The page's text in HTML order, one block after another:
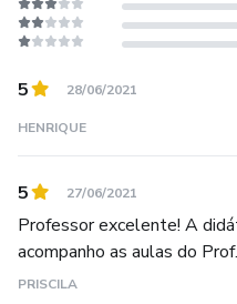
5 28/06/2021
HENRIQUE
5 27/06/2021
Professor excelente! A
acompanho as aulas do
PRISCILA